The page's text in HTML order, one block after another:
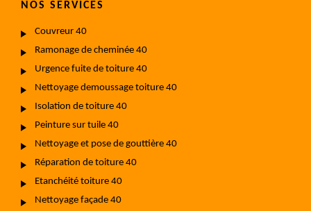
NOS SERVICES
Couvreur 40
Ramonage de cheminée 40
Urgence fuite de toiture 40
Nettoyage demoussage toiture 40
Isolation de toiture 40
Peinture sur tuile 40
Nettoyage et pose de gouttière 40
Réparation de toiture 40
Etanchéité toiture 40
Nettoyage façade 40